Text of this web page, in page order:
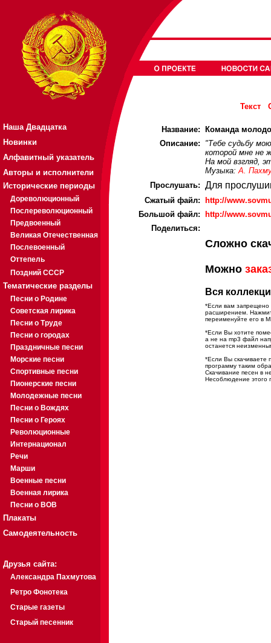
Наша Двадцатка
Новинки
Алфавитный указатель
Авторы и исполнители
Исторические периоды
Дореволюционный
Послереволюционный
Предвоенный
Великая Отечественная
Послевоенный
Оттепель
Поздний СССР
Тематические разделы
Песни о Родине
Советская лирика
Песни о Труде
Песни о городах
Праздничные песни
Морские песни
Спортивные песни
Пионерские песни
Молодежные песни
Песни о Вождях
Песни о Героях
Революционные
Интернационал
Речи
Марши
Военные песни
Военная лирика
Песни о ВОВ
Плакаты
Самодеятельность
Друзья сайта:
Александра Пахмутова
Ретро Фонотека
Старые газеты
Старый песенник
Текст
Название:
Команда
Описание:
"Тебе судьбу
которой мне не
На мой взгляд,
Музыка:А.
Прослушать: Для
Cжатый файл:
http://
Большой файл:
http://
Поделиться:
Сложно
Можно
Вся
*Если вам запрещено
расширением.
переименуйте его в
*Если Вы хотите
а не на mp3 файл
останется
*Если Вы скачиваете
программу таким
Скачивание песен в
Несоблюдение этого